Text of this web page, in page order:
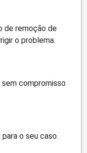
de remoção de
o problema.
compromisso
o seu caso.